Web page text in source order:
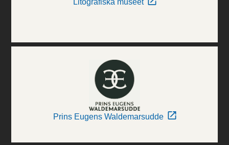
Litografiska museet
Prins Eugens Waldemarsudde